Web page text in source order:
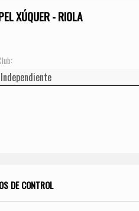
XÚQUER - RIOLA
DE CONTROL